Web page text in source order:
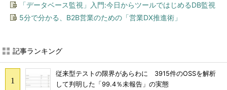
「データベース監視」入門:今日からツールではじめるDB監視
5分で分かる、B2B営業のための「営業DX推進術」
記事ランキング
従来型テストの限界があらわに 3915件のOSSを解析
して判明した「99.4％未報告」の実態